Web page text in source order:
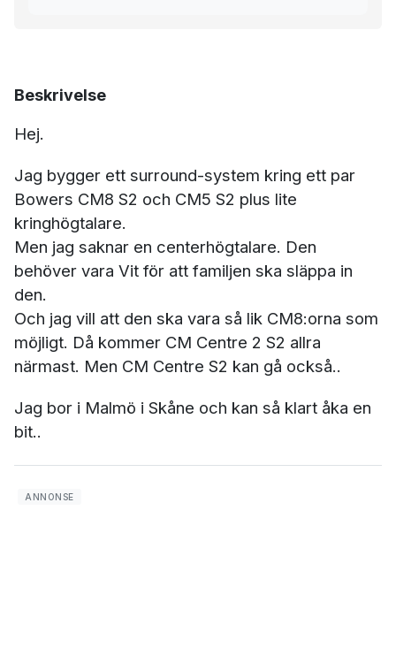
Beskrivelse
Hej.
Jag bygger ett surround-system kring ett par
Bowers CM8 S2 och CM5 S2 plus lite
kringhögtalare.
Men jag saknar en centerhögtalare. Den
behöver vara Vit för att familjen ska släppa in
den.
Och jag vill att den ska vara så lik CM8:orna som
möjligt. Då kommer CM Centre 2 S2 allra
närmast. Men CM Centre S2 kan gå också..
Jag bor i Malmö i Skåne och kan så klart åka en
bit..